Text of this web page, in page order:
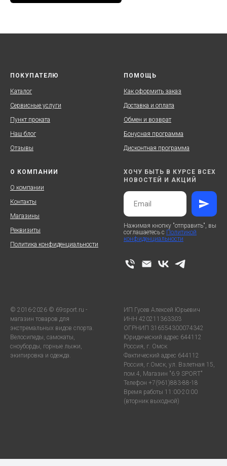
ПОКУПАТЕЛЮ
Каталог
Сервисные услуги
Пункт проката
Наш блог
Отзывы
ПОМОЩЬ
Как оформить заказ
Доставка и оплата
Обмен и возврат
Бонусная программа
Дисконтная программа
О КОМПАНИИ
О компании
Контакты
Магазины
Реквизиты
Политика конфиденциальности
ХОЧУ БЫТЬ В КУРСЕ ВСЕХ
НОВОСТЕЙ И АКЦИЙ
Нажимая кнопку "отправить", вы
соглашаетесь с Политикой
конфиденциальности
© 2016-2026 © 69sport.ru -
магазин товаров для
экстремальных видов спорта.
Велосипеды, самокаты,
сноуборды, горные лыжи,
экипировка и одежда.
ИП Гусев Алексей Юрьевич
ИНН 420211363303
ОГРНИП 316554300074342
Юридический адрес 644112
Россия, г. Омск
Фактический адрес 644112
Россия, г.Омск, ул. Взлетная 15,
пом.4, Магазин "6.9 SPORT"
Телефон +7(961)883-88-18
Время работы 11:00-20:00
(вторник выходной)